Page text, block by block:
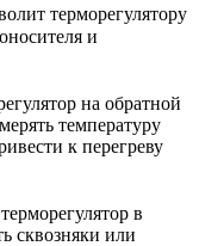
терморегулятору
и
на обратной
температуру
к перегреву
в
сквозняки или